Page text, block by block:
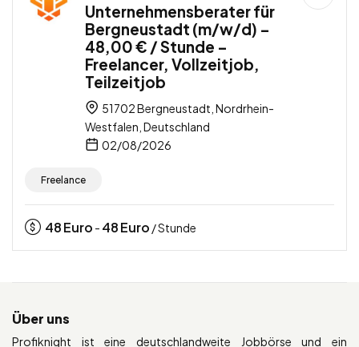
Unternehmensberater für
Bergneustadt (m/w/d) –
48,00 € / Stunde –
Freelancer, Vollzeitjob,
Teilzeitjob
51702 Bergneustadt, Nordrhein-
Westfalen, Deutschland
02/08/2026
Freelance
48Euro - 48Euro / Stunde
Über uns
Profiknight ist eine deutschlandweite Jobbörse und ein